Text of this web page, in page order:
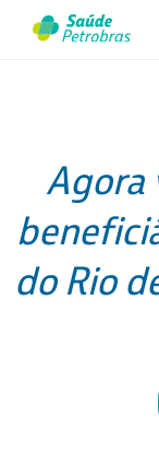
Agora
do Rio